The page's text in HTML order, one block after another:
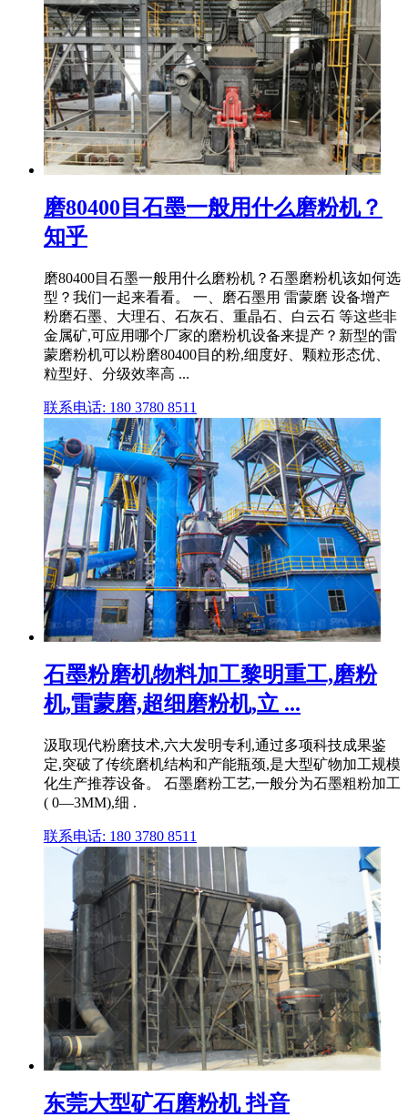
磨80400目石墨一般用什么磨粉机？
知乎
磨80400目石墨一般用什么磨粉机？石墨磨粉机该如何选
型？我们一起来看看。 一、磨石墨用 雷蒙磨 设备增产
粉磨石墨、大理石、石灰石、重晶石、白云石 等这些非
金属矿,可应用哪个厂家的磨粉机设备来提产？新型的雷
蒙磨粉机可以粉磨80400目的粉,细度好、颗粒形态优、
粒型好、分级效率高 ...
联系电话: 180 3780 8511
石墨粉磨机物料加工黎明重工,磨粉
机,雷蒙磨,超细磨粉机,立 ...
汲取现代粉磨技术,六大发明专利,通过多项科技成果鉴
定,突破了传统磨机结构和产能瓶颈,是大型矿物加工规模
化生产推荐设备。 石墨磨粉工艺,一般分为石墨粗粉加工
( 0—3MM),细 .
联系电话: 180 3780 8511
东莞大型矿石磨粉机 抖音